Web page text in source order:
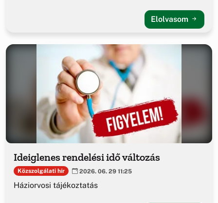
Elolvasom
Ideiglenes rendelési idő változás
Közszolgálati hír 2026. 06. 29 11:25
Háziorvosi tájékoztatás